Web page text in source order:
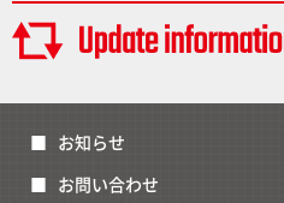
お知らせ
お問い合わせ